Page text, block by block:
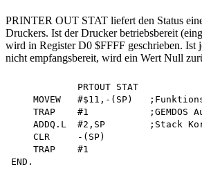
PRINTER OUT STAT liefert den Status
Druckers. Ist der Drucker betriebsbereit
wird in Register D0 $FFFF geschrieben. Ist
nicht empfangsbereit, wird ein Wert Null
            PRTOUT STAT
MOVEW   #$11,-(SP)
TRAP    #1           ;GEMDOS
ADDQ.L  #2,SP        ;Stack
    CLR     -(SP)
    TRAP    #1
END.